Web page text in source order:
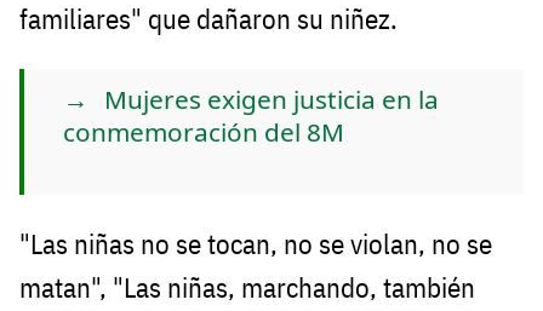
familiares" que dañaron su niñez.
Mujeres exigen justicia en la
conmemoración del 8M
"Las niñas no se tocan, no se violan, no se
matan", "Las niñas, marchando, también